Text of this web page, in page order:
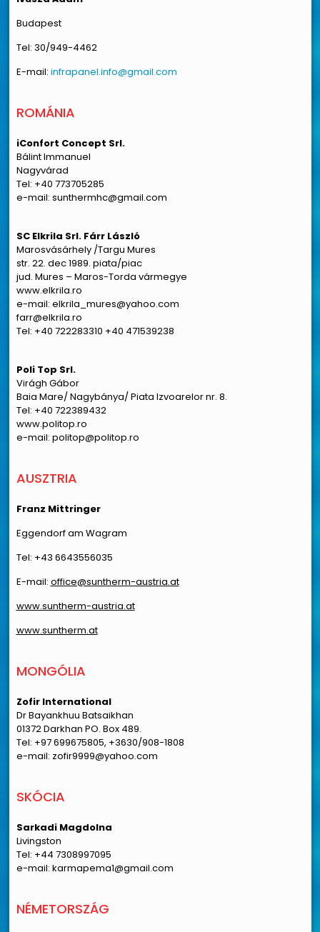
Budapest
Tel: 30/949-4462
E-mail: infrapanel.info@gmail.com
ROMÁNIA
iConfort Concept Srl.
Bálint Immanuel
Nagyvárad
Tel: +40 773705285
e-mail: sunthermhc@gmail.com
SC Elkrila Srl. Fárr László
Marosvásárhely /Targu Mures
str. 22. dec 1989. piata/piac
jud. Mures – Maros-Torda vármegye
www.elkrila.ro
e-mail: elkrila_mures@yahoo.com
farr@elkrila.ro
Tel: +40 722283310 +40 471539238
Poli Top Srl.
Virágh Gábor
Baia Mare/ Nagybánya/ Piata Izvoarelor nr. 8.
Tel: +40 722389432
www.politop.ro
e-mail: politop@politop.ro
AUSZTRIA
Franz Mittringer
Eggendorf am Wagram
Tel: +43 6643556035
E-mail: office@suntherm-austria.at
www.suntherm-austria.at
www.suntherm.at
MONGÓLIA
Zofir International
Dr Bayankhuu Batsaikhan
01372 Darkhan PO. Box 489.
Tel: +97 699675805, +3630/908-1808
e-mail: zofir9999@yahoo.com
SKÓCIA
Sarkadi Magdolna
Livingston
Tel: +44 7308997095
e-mail: karmapema1@gmail.com
NÉMETORSZÁG